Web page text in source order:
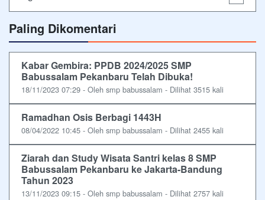
Paling Dikomentari
Kabar Gembira: PPDB 2024/2025 SMP
Babussalam Pekanbaru Telah Dibuka!
18/11/2023 07:29 - Oleh smp babussalam - Dilihat 3515 kali
Ramadhan Osis Berbagi 1443H
08/04/2022 10:45 - Oleh smp babussalam - Dilihat 2455 kali
Ziarah dan Study Wisata Santri kelas 8 SMP
Babussalam Pekanbaru ke Jakarta-Bandung
Tahun 2023
13/11/2023 09:15 - Oleh smp babussalam - Dilihat 2757 kali